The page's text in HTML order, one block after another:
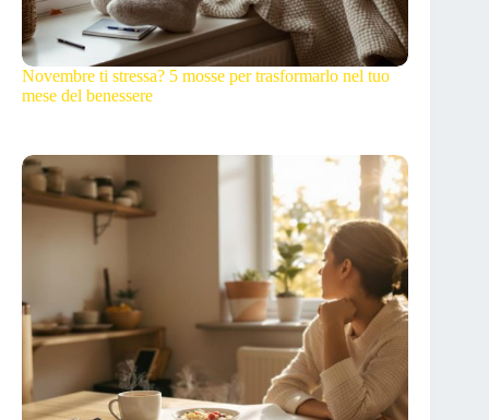
Novembre ti stressa? 5 mosse per trasformarlo nel tuo
mese del benessere